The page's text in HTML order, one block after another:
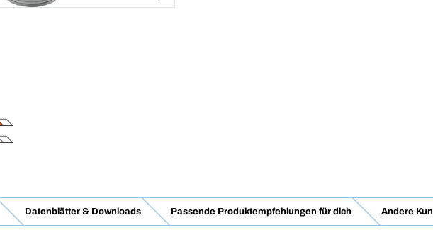
Datenblätter & Downloads Passende Produktempfehlungen für dich Andere